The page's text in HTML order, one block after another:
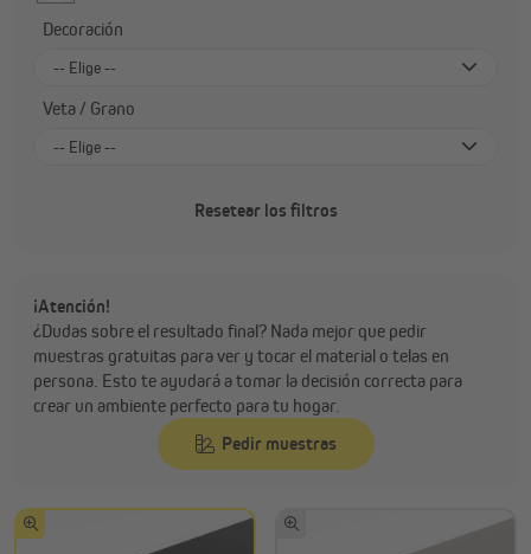
Decoración
-- Elige --
Decoración luminosa
Decoración oscura
Veta / Grano
-- Elige --
Resetear los filtros
¡Atención!
¿Dudas sobre el resultado final? Nada mejor que pedir
muestras gratuitas para ver y tocar el material o telas en
persona. Esto te ayudará a tomar la decisión correcta para
crear un ambiente perfecto para tu hogar.
Pedir muestras